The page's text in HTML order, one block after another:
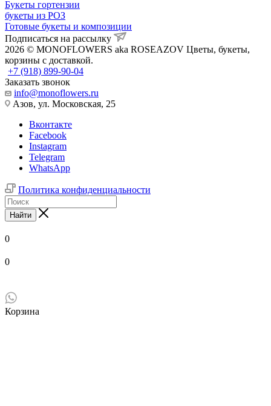
Букеты гортензии
букеты из РОЗ
Готовые букеты и композиции
Подписаться на рассылку
2026 © MONOFLOWERS aka ROSEAZOV Цветы, букеты,
корзины с доставкой.
+7 (918) 899-90-04
Заказать звонок
info@monoflowers.ru
Азов, ул. Московская, 25
Вконтакте
Facebook
Instagram
Telegram
WhatsApp
Политика конфиденциальности
Найти
0
0
Корзина